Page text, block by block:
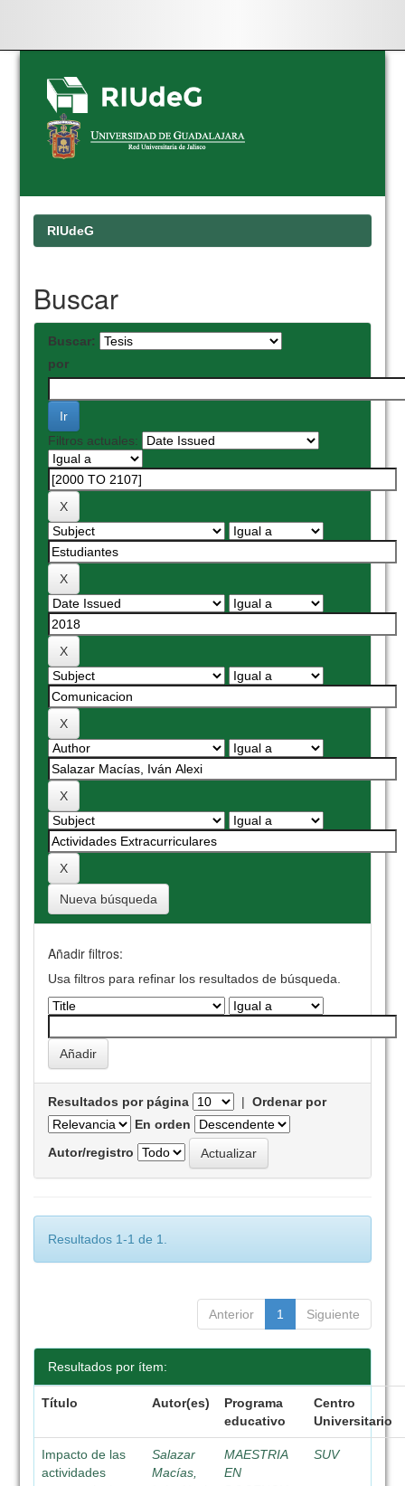
Skip
navigation
RIUdeG
Buscar
Buscar:
por
Filtros actuales:
Nueva búsqueda
Añadir filtros:
Usa filtros para refinar los resultados de búsqueda.
Resultados por página |Ordenar por
En orden
Autor/registro
Resultados 1-1 de 1.
Anterior 1 Siguiente
Resultados por ítem:
Título Autor(es)
Programa
educativo
Centro
Universitario
Impacto de las
actividades
Salazar
Macías,
MAESTRIA
EN
SUV